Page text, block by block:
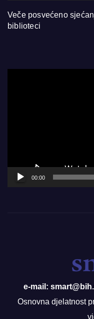
Veče posvećeno
biblioteci
00:00
e-mail:
Osnovna djelatnost